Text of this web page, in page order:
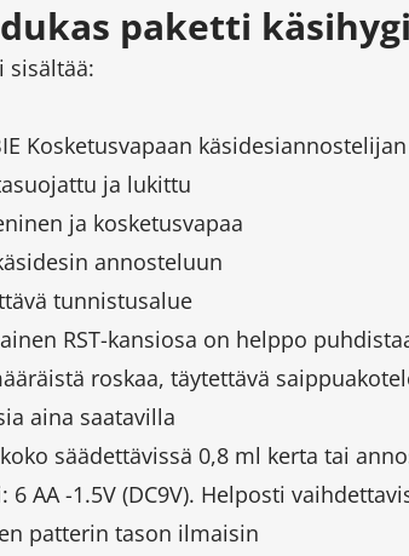
paketti
sisältää:
Kosketusvapaan käsidesiannostelijan
ja lukittu
ja kosketusvapaa
annosteluun
tunnistusalue
RST-kansiosa on helppo
roskaa, täytettävä
aina saatavilla
säädettävissä 0,8 ml kerta tai
6 AA -1.5V (DC9V). Helposti
patterin tason ilmaisin